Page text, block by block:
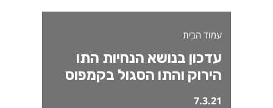
עמוד הבית
עדכון בנושא הנחיות התו
הירוק והתו הסגול בקמפוס
7.3.21